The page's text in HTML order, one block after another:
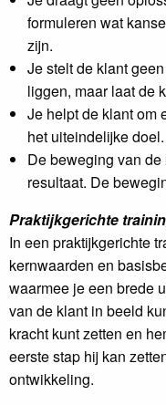
formuleren wat
zijn.
Je stelt de klant
liggen, maar laat de
Je helpt de klant om
het uiteindelijke doel.
De beweging van
resultaat. De
Praktijkgerichte
In een praktijkgerichte
kernwaarden en
waarmee je een brede
van de klant in beeld
kracht kunt zetten en
eerste stap hij kan
ontwikkeling.